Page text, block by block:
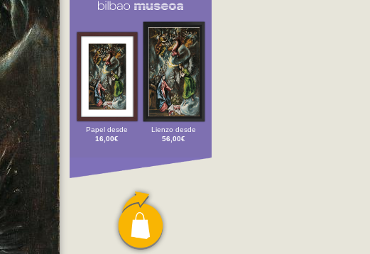
Papel desde
16,00€
Lienzo desde
56,00€